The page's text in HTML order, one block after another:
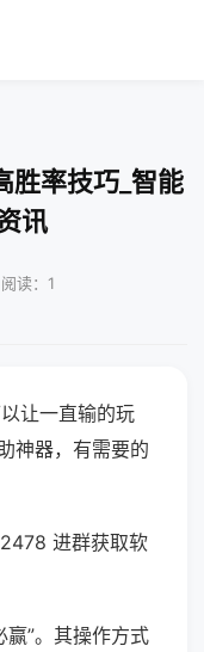
胜率技巧_智能
讯
读：1
让一直输的玩
神器，有需要的
进群获取软
赢”。其操作方式